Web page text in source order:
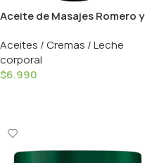
Aceite de Masajes Romero y
Aceites / Cremas / Leche
corporal
$6.990